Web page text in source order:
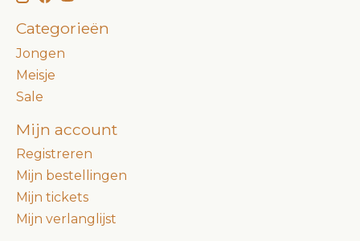
Categorieën
Jongen
Meisje
Sale
Mijn account
Registreren
Mijn bestellingen
Mijn tickets
Mijn verlanglijst